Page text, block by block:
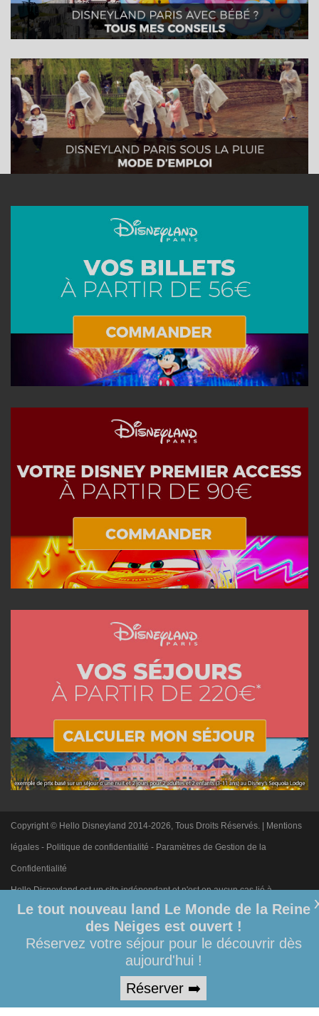
Copyright © Hello Disneyland 2014-2026, Tous Droits Réservés. | Mentions
légales - Politique de confidentialité - Paramètres de Gestion de la
Confidentialité
Hello Disneyland est un site indépendant et n'est en aucun cas lié à
Disneyland Paris. Toute demande adressée à Disneyland Paris sera
ignorée. Merci de votre compréhension.
Le tout nouveau land Le Monde de la Reine
des Neiges est ouvert !
Réservez votre séjour pour le découvrir dès
aujourd'hui !
Réserver ➡️